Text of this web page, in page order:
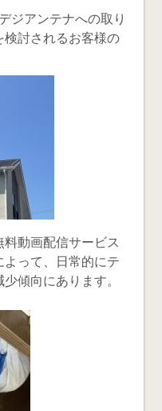
ジアンテナへの取り
検討されるお客様の
動画配信サービス
って、日常的にテ
傾向にあります。